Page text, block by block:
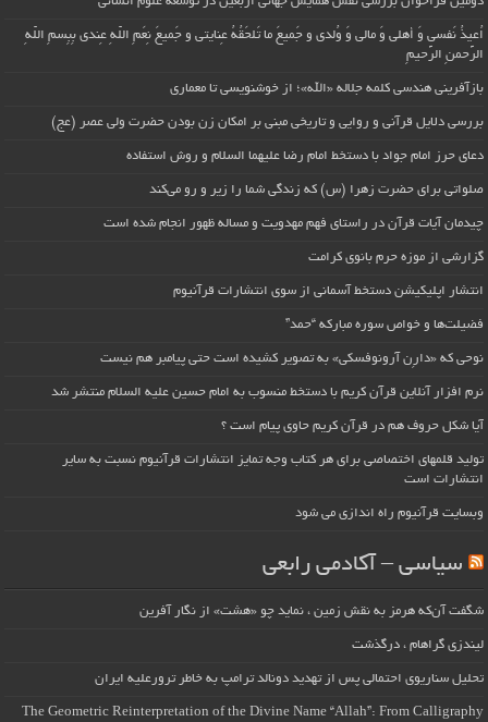
اُعیذُ نَفسی وَ أهلی وَ مالی وَ وُلدی و جَمیعَ ما تَلحَقُهُ عِنایتی و جَمیعَ نِعَمِ اللّهِ عِندی بِبِسمِ اللّهِ
الرَّحمنِ الرَّحیمِ
بازآفرینی هندسی کلمه جلاله «الله»؛ از خوشنویسی تا معماری
بررسی دلایل قرآنی و روایی و تاریخی مبنی بر امکان زن بودن حضرت ولی عصر (عج)
دعای حرز امام جواد با دستخط امام رضا علیهما السلام و روش استفاده
صلواتی برای حضرت زهرا (س) که زندگی شما را زیر و رو می‌کند
چیدمان آیات قرآن در راستای فهم مهدویت و مساله ظهور انجام شده است
گزارشی از موزه حرم بانوی کرامت
انتشار اپلیکیشن دستخط آسمانی از سوی انتشارات قرآنیوم
فضیلت‌ها و خواص سوره مبارکه “حمد”
نوحی که «دارِن آرونوفسکی» به تصویر کشیده است حتی پیامبر هم نیست
نرم افزار آنلاین قرآن کریم با دستخط منسوب به امام حسین علیه السلام منتشر شد
آیا شکل حروف هم در قرآن کریم حاوی پیام است ؟
تولید قلمهای اختصاصی برای هر کتاب وجه تمایز انتشارات قرآنیوم نسبت به سایر
انتشارات است
وبسایت قرآنیوم راه اندازی می شود
سیاسی – آکادمی رابعی
شگفت آن‌که هرمز به نقش زمین ، نماید چو «هشت» از نگار آفرین
لیندزی گراهام ، درگذشت
تحلیل سناریوی احتمالی پس از تهدید دونالد ترامپ به خاطر ترورعلیه ایران
The Geometric Reinterpretation of the Divine Name “Allah”: From Calligraphy